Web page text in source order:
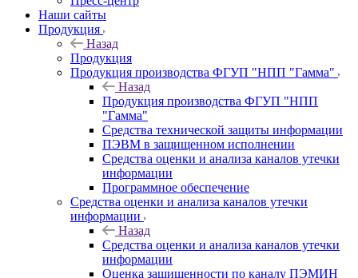
Наши сайты
Продукция
Назад
Продукция
Продукция производства ФГУП "НПП "Гамма"
Назад
Продукция производства ФГУП "НПП
"Гамма"
Средства технической защиты информации
ПЭВМ в защищенном исполнении
Средства оценки и анализа каналов утечки
информации
Программное обеспечение
Средства оценки и анализа каналов утечки
информации
Назад
Средства оценки и анализа каналов утечки
информации
Оценка защищенности по каналу ПЭМИН